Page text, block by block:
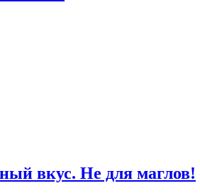
вкус. Не для маглов!